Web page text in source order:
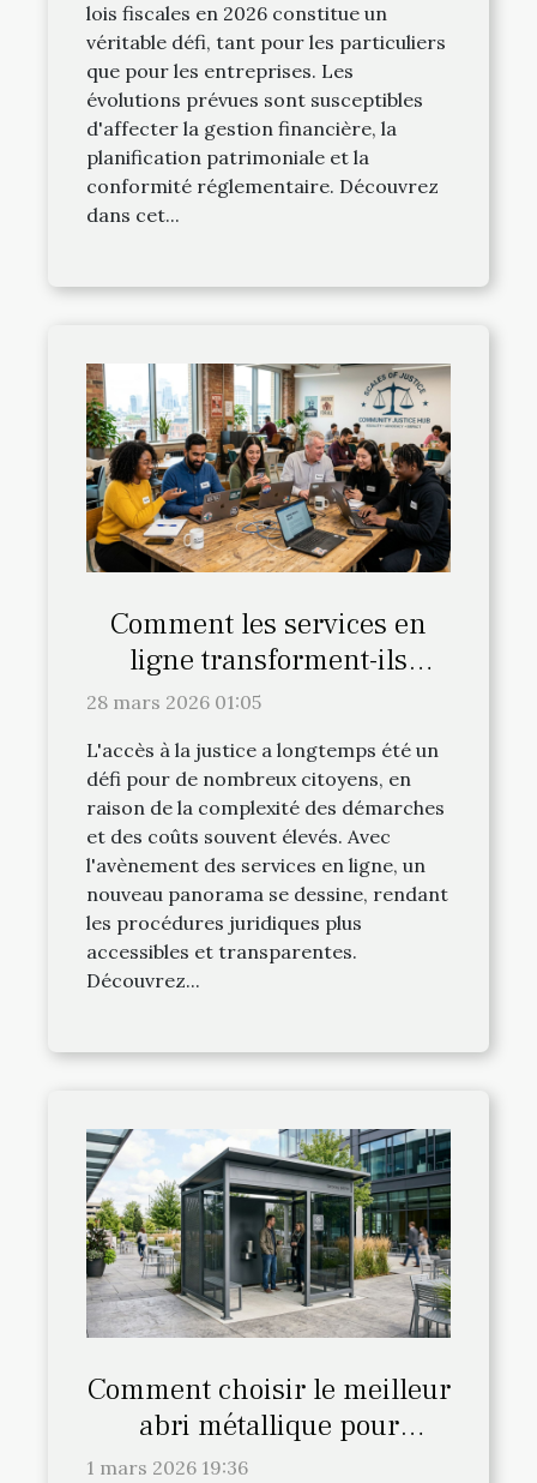
lois fiscales en 2026 constitue un
véritable défi, tant pour les particuliers
que pour les entreprises. Les
évolutions prévues sont susceptibles
d'affecter la gestion financière, la
planification patrimoniale et la
conformité réglementaire. Découvrez
dans cet...
Comment les services en
ligne transforment-ils
l'accès à la justice ?
28 mars 2026 01:05
L'accès à la justice a longtemps été un
défi pour de nombreux citoyens, en
raison de la complexité des démarches
et des coûts souvent élevés. Avec
l'avènement des services en ligne, un
nouveau panorama se dessine, rendant
les procédures juridiques plus
accessibles et transparentes.
Découvrez...
Comment choisir le meilleur
abri métallique pour
fumeurs ?
1 mars 2026 19:36